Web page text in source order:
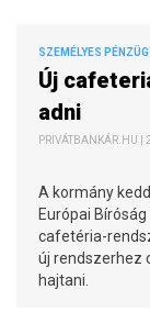
SZEMÉLYES
Új
adni
PRIVÁTBANKÁR.HU |
A kormány
Európai
cafetéria-
új rendszerhez
hajtani.